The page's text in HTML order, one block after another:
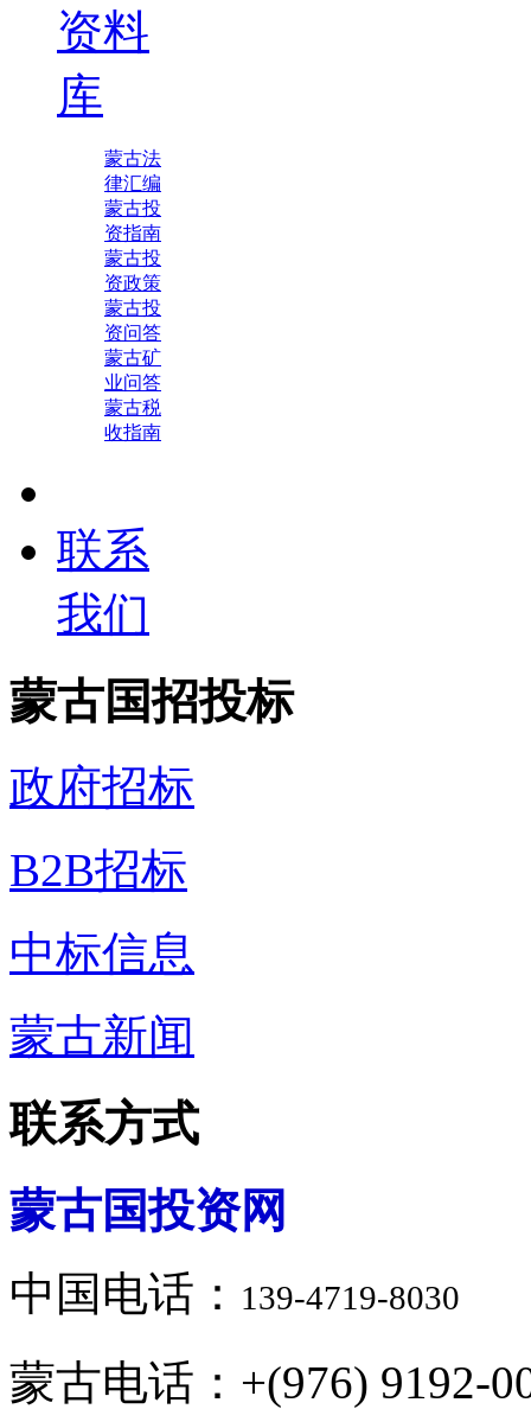
资料
库
蒙古法
律汇编
蒙古投
资指南
蒙古投
资政策
蒙古投
资问答
蒙古矿
业问答
蒙古税
收指南
联系
我们
蒙古国招投标
政府招标
B2B招标
中标信息
蒙古新闻
联系方式
蒙古国投资网
中国电话： 139-4719-8030
蒙古电话：+(976) 9192-